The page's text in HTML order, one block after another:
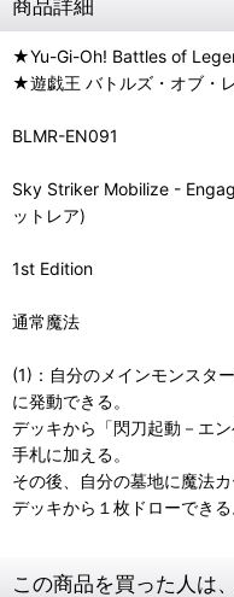
商品詳細
★Yu-Gi-Oh! Battles of
★遊戯王 バトルズ・オブ・
BLMR-EN091
Sky Striker Mobilize -
ットレア)
1st Edition
通常魔法
(1)：自分のメインモンスタ
に発動できる。
デッキから「閃刀起動－エ
手札に加える。
その後、自分の墓地に魔法
デッキから１枚ドローできる
この商品を買った人は